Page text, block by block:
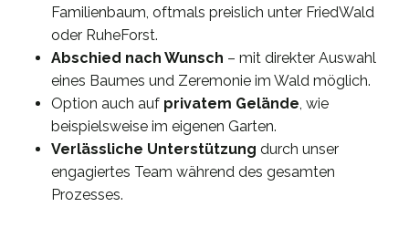
Familienbaum, oftmals preislich unter FriedWald
oder RuheForst.
Abschied nach Wunsch – mit direkter Auswahl
eines Baumes und Zeremonie im Wald möglich.
Option auch auf privatem Gelände, wie
beispielsweise im eigenen Garten.
Verlässliche Unterstützung durch unser
engagiertes Team während des gesamten
Prozesses.